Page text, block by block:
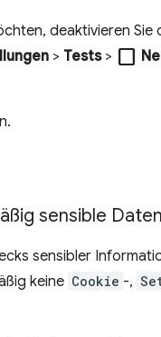
deaktivieren Sie
> Tests> check_box_outline_blank
sensible
sensibler
keine Cookie -,